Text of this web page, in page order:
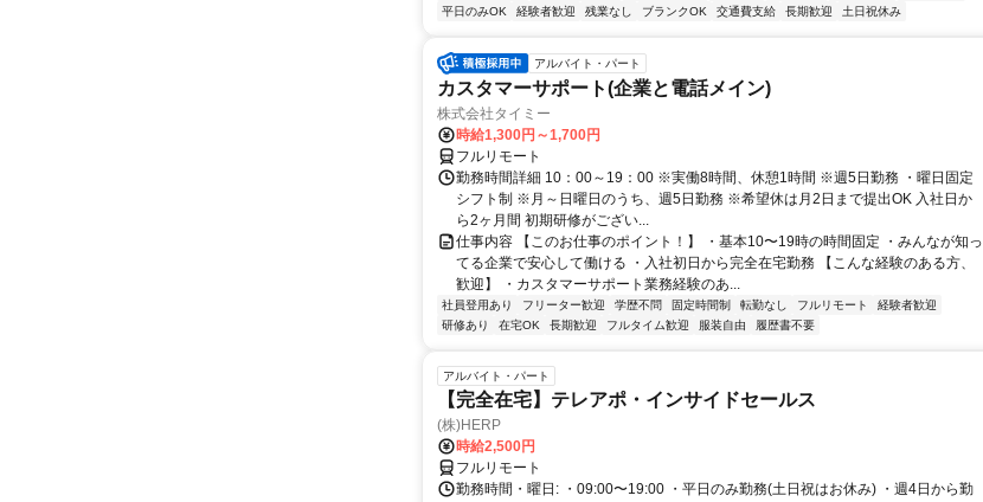
平日のみOK
経験者歓迎 残業なし ブランクOK 交通費支給 長期歓迎 土日祝休み
アルバイト・パート
カスタマーサポート(企業と電話メイン)
株式会社タイミー
時給1,300円～1,700円
フルリモート
勤務時間詳細 10：00～19：00 ※実働8時間、休憩1時間 ※週5日勤務 ・曜日固定
シフト制 ※月～日曜日のうち、週5日勤務 ※希望休は月2日まで提出OK 入社日か
ら2ヶ月間 初期研修がござい...
仕事内容 【このお仕事のポイント！】 ・基本10〜19時の時間固定 ・みんなが知っ
てる企業で安心して働ける ・入社初日から完全在宅勤務 【こんな経験のある方、
歓迎】 ・カスタマーサポート業務経験のあ...
社員登用あり フリーター歓迎 学歴不問 固定時間制 転勤なし フルリモート
経験者歓迎
研修あり
在宅OK 長期歓迎 フルタイム歓迎 服装自由 履歴書不要
アルバイト・パート
【完全在宅】テレアポ・インサイドセールス
(株)HERP
時給2,500円
フルリモート
勤務時間・曜日: ・09:00〜19:00 ・平日のみ勤務(土日祝はお休み) ・週4日から勤